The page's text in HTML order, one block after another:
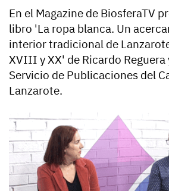
En el Magazine de BiosferaTV
libro 'La ropa blanca. Un
interior tradicional de
XVIII y XX' de Ricardo
Servicio de Publicaciones del
Lanzarote.